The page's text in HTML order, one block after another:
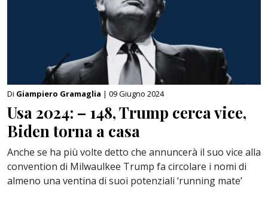
Di Giampiero Gramaglia | 09 Giugno 2024
Usa 2024: – 148, Trump cerca vice,
Biden torna a casa
Anche se ha più volte detto che annuncerà il suo vice alla
convention di Milwaulkee Trump fa circolare i nomi di
almeno una ventina di suoi potenziali ‘running mate’